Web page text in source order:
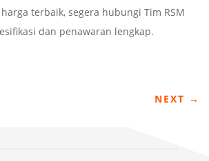
terbaik, segera hubungi Tim RSM
dan penawaran lengkap.
NEXT →